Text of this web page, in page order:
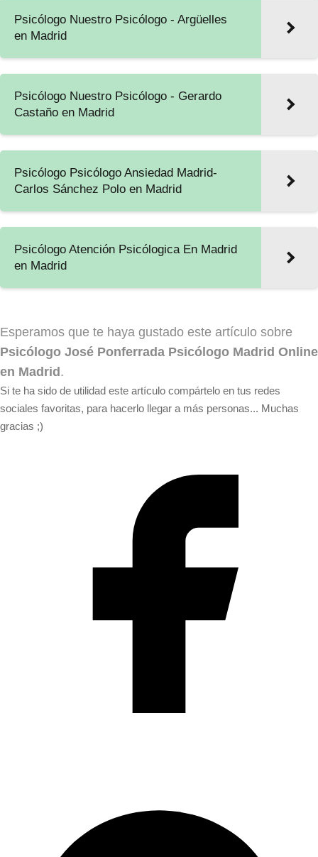
Psicólogo Nuestro Psicólogo - Argüelles
en Madrid
Psicólogo Nuestro Psicólogo - Gerardo
Castaño en Madrid
Psicólogo Psicólogo Ansiedad Madrid-
Carlos Sánchez Polo en Madrid
Psicólogo Atención Psicólogica En Madrid
en Madrid
Esperamos que te haya gustado este artículo sobre
Psicólogo José Ponferrada Psicólogo Madrid Online
en Madrid.
Si te ha sido de utilidad este artículo compártelo en tus redes
sociales favoritas, para hacerlo llegar a más personas... Muchas
gracias ;)